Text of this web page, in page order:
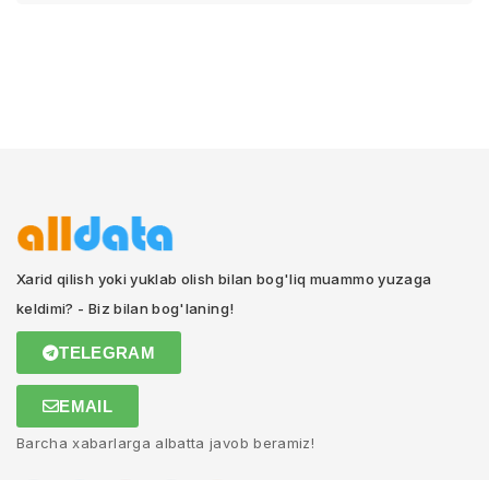
Xarid qilish yoki yuklab olish bilan bog'liq muammo yuzaga
keldimi? - Biz bilan bog'laning!
TELEGRAM
EMAIL
Barcha xabarlarga albatta javob beramiz!